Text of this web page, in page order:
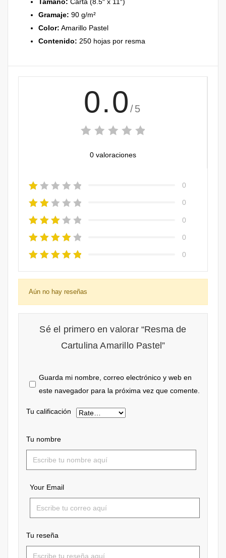
Gramaje: 90 g/m²
Color: Amarillo Pastel
Contenido: 250 hojas por resma
0.0 /5
0 valoraciones
0
0
0
0
0
Aún no hay reseñas
Sé el primero en valorar “Resma de
Cartulina Amarillo Pastel”
Tu nombre
Your Email
Guarda mi nombre, correo electrónico y web en
este navegador para la próxima vez que comente.
Tu calificación
Tu reseña